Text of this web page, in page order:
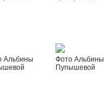
Альбины
Фото Альбины
Пупышевой